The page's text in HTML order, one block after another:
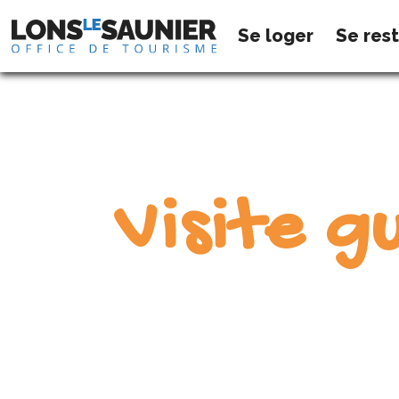
Se loger Se
Visite